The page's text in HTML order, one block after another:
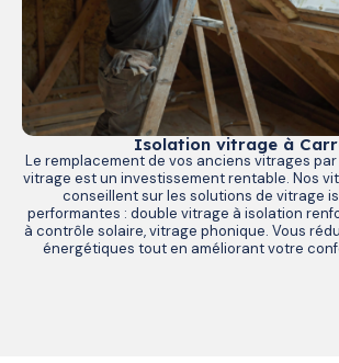
Isolation vitrage à
Le remplacement de vos anciens vitrages
vitrage est un investissement rentable. Nos
conseillent sur les solutions de vitrage
performantes : double vitrage à isolation
à contrôle solaire, vitrage phonique. Vous
énergétiques tout en améliorant votre